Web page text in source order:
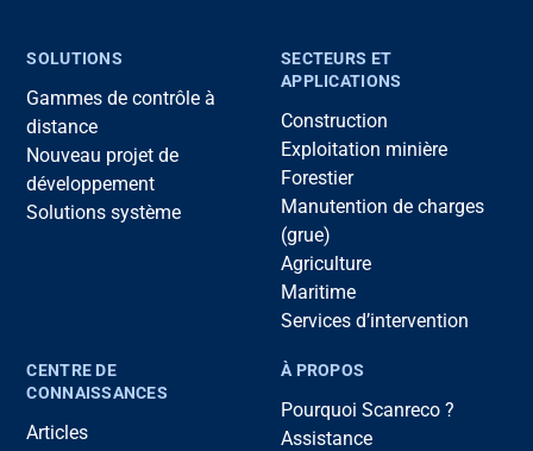
SOLUTIONS
Gammes de contrôle à
distance
Nouveau projet de
développement
Solutions système
SECTEURS ET
APPLICATIONS
Construction
Exploitation minière
Forestier
Manutention de charges
(grue)
Agriculture
Maritime
Services d’intervention
CENTRE DE
CONNAISSANCES
Articles
À PROPOS
Pourquoi Scanreco ?
Assistance